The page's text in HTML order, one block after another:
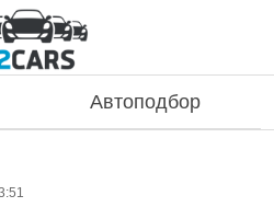
Автоподбор